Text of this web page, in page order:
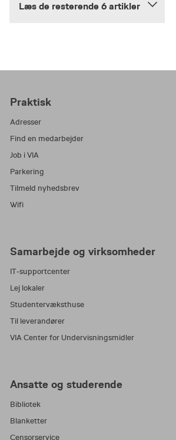
Læs de resterende 6 artikler
Praktisk
Adresser
Find en medarbejder
Job i VIA
Parkering
Tilmeld nyhedsbrev
Wifi
Samarbejde og virksomheder
IT-supportcenter
Lej lokaler
Studentervæksthuse
Til leverandører
VIA Center for Undervisningsmidler
Ansatte og studerende
Bibliotek
Blanketter
Censorservice